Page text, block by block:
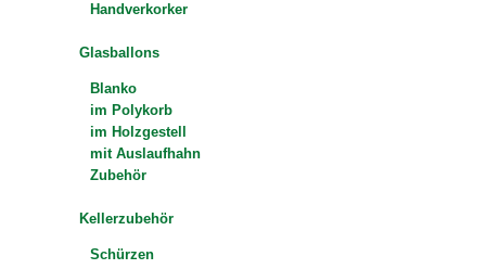
Handverkorker
Glasballons
Blanko
im Polykorb
im Holzgestell
mit Auslaufhahn
Zubehör
Kellerzubehör
Schürzen